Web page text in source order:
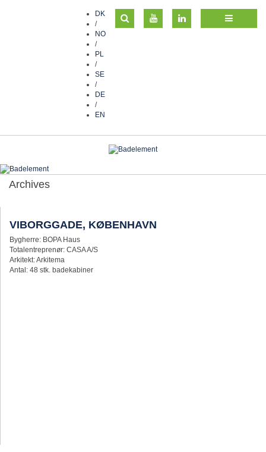
DK
/
NO
/
PL
/
SE
/
DE
/
EN
Archives
VIBORGGADE, KØBENHAVN
Bygherre: BOPA Haus
Totalentreprenør: CASA A/S
Arkitekt: Arkitema
Antal: 48 stk. badekabiner